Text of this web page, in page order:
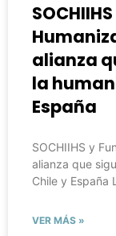
alianza
la
España
SOCHIIHS y
alianza que
Chile y España
VER MÁS »